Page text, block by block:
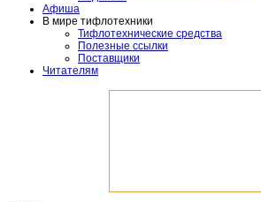
Афиша
В мире тифлотехники
Тифлотехнические средства
Полезные ссылки
Поставщики
Читателям